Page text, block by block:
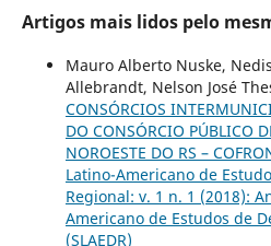
Artigos mais lidos pelo
Mauro Alberto Nuske,
Allebrandt, Nelson José
CONSÓRCIOS
DO CONSÓRCIO PÚBLICO
NOROESTE DO RS –
Latino-Americano de
Regional: v. 1 n. 1 (2018):
Americano de Estudos de
(SLAEDR)